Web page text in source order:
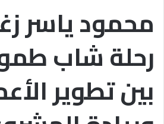
محمود ياسر
رحلة شاب
بين تطوير